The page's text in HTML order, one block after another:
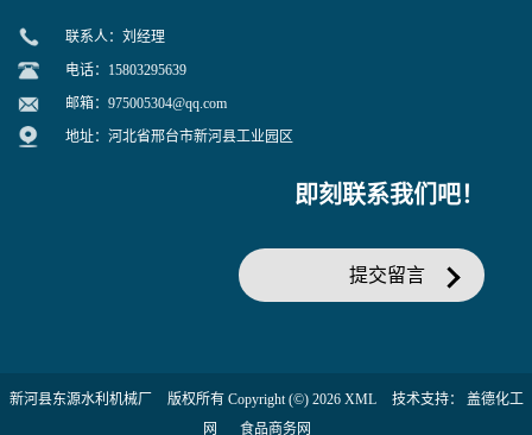
联系人：刘经理
电话：15803295639
邮箱： 975005304@qq.com
地址：河北省邢台市新河县工业园区
即刻联系我们吧！
提交留言
新河县东源水利机械厂 版权所有 Copyright (©) 2026 XML 技术支持： 盖德化工
网
食品商务网